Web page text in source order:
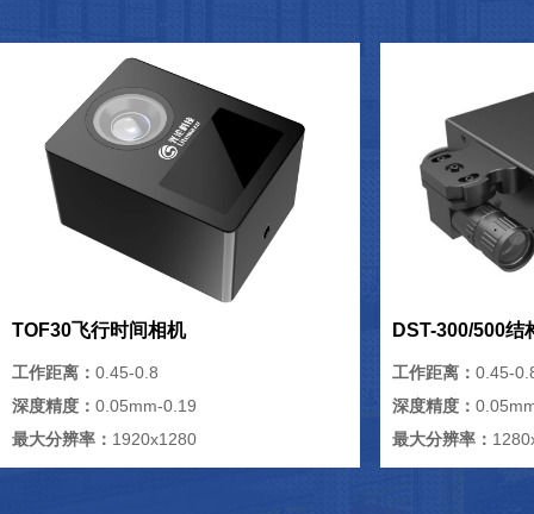
TOF30飞行时间相机
工作距离： 0.45-0.8
深度精度： 0.05mm-0.19
最大分辨率： 1920x1280
DST-300/500结
工作距离：0.45-
深度精度：
最大分辨率：